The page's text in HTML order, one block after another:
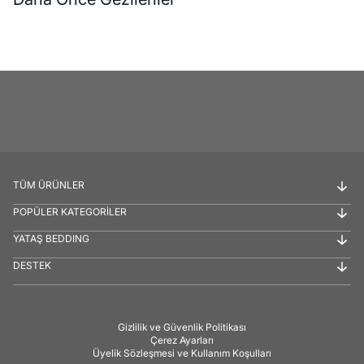
TÜM ÜRÜNLER
POPÜLER KATEGORİLER
YATAŞ BEDDING
DESTEK
Gizlilik ve Güvenlik Politikası
Çerez Ayarları
Üyelik Sözleşmesi ve Kullanım Koşulları